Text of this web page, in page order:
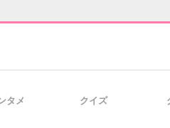
タメ クイズ